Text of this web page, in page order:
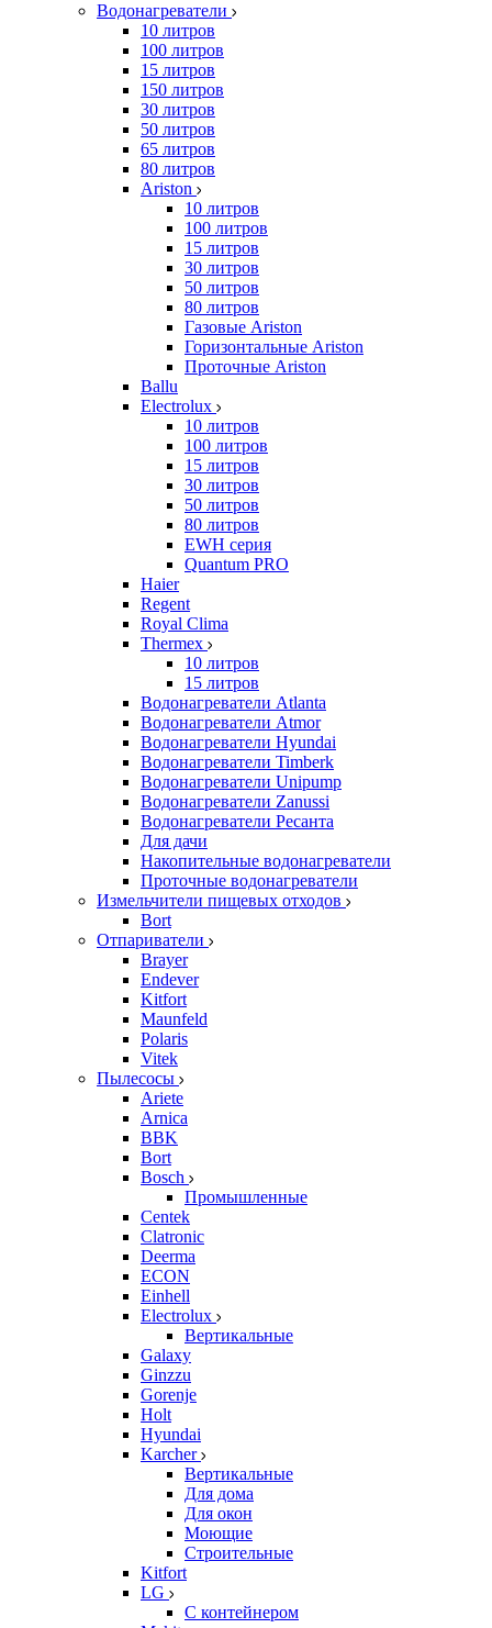
Водонагреватели
10 литров
100 литров
15 литров
150 литров
30 литров
50 литров
65 литров
80 литров
Ariston
10 литров
100 литров
15 литров
30 литров
50 литров
80 литров
Газовые Ariston
Горизонтальные Ariston
Проточные Ariston
Ballu
Electrolux
10 литров
100 литров
15 литров
30 литров
50 литров
80 литров
EWH серия
Quantum PRO
Haier
Regent
Royal Clima
Thermex
10 литров
15 литров
Водонагреватели Atlanta
Водонагреватели Atmor
Водонагреватели Hyundai
Водонагреватели Timberk
Водонагреватели Unipump
Водонагреватели Zanussi
Водонагреватели Ресанта
Для дачи
Накопительные водонагреватели
Проточные водонагреватели
Измельчители пищевых отходов
Bort
Отпариватели
Brayer
Endever
Kitfort
Maunfeld
Polaris
Vitek
Пылесосы
Ariete
Arnica
BBK
Bort
Bosch
Промышленные
Centek
Clatronic
Deerma
ECON
Einhell
Electrolux
Вертикальные
Galaxy
Ginzzu
Gorenje
Holt
Hyundai
Karcher
Вертикальные
Для дома
Для окон
Моющие
Строительные
Kitfort
LG
С контейнером